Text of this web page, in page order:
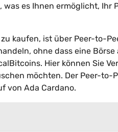
es Ihnen ermöglicht, Ihr
kaufen, ist über Peer-to-
ohne dass eine
Hier können Sie
möchten. Der Peer-to-
von Ada Cardano.